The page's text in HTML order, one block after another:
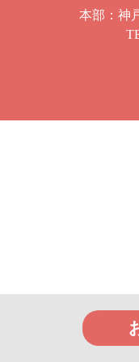
本部：神